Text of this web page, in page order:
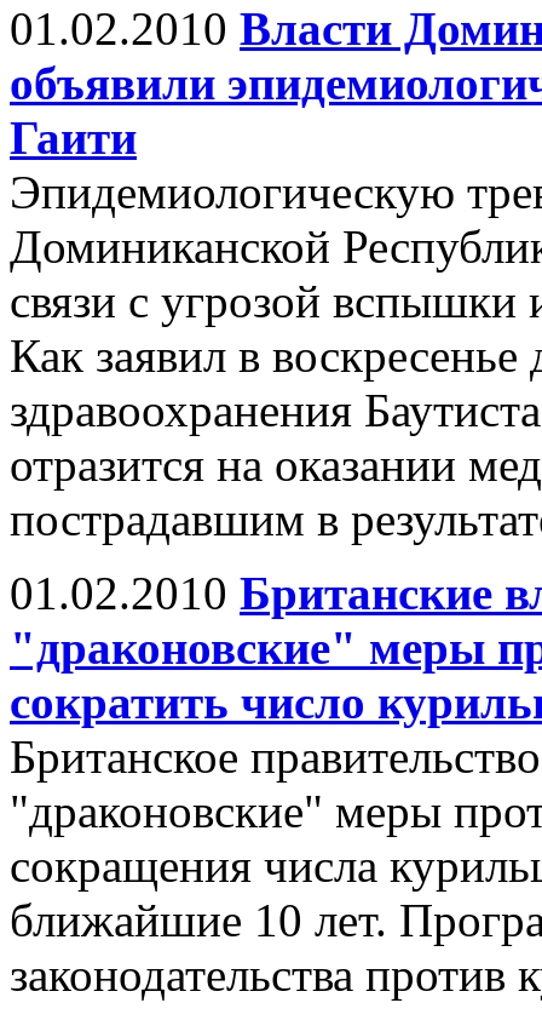
01.02.2010 Власти
объявили
Гаити
Эпидемиологическую
Доминиканской
связи с угрозой
Как заявил в
здравоохранения
отразится на оказании
пострадавшим в
01.02.2010 Британские
"драконовские" меры
сократить число
Британское
"драконовские" меры
сокращения числа
ближайшие 10 лет.
законодательства против